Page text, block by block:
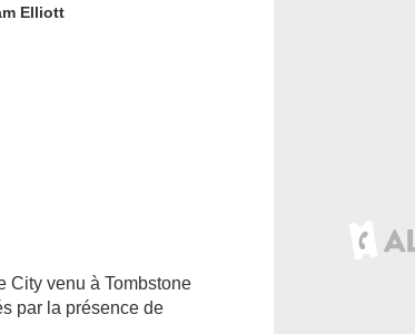
Elliott
City venu à Tombstone
par la présence de